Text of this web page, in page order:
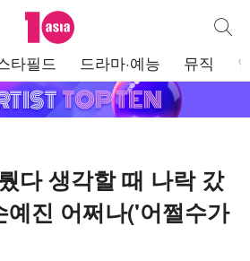
텐아시아 통합
타필드 드라마·예능 뮤직
다 생각할 때 나락 갔
진 어쩌나('어쩔수가